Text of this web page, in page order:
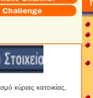
κύριας κατοικίας,